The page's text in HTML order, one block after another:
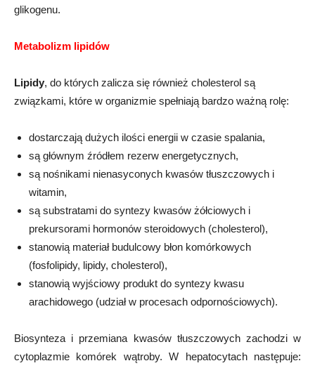
glikogenu.
Metabolizm lipidów
Lipidy, do których zalicza się również cholesterol są
związkami, które w organizmie spełniają bardzo ważną rolę:
dostarczają dużych ilości energii w czasie spalania,
są głównym źródłem rezerw energetycznych,
są nośnikami nienasyconych kwasów tłuszczowych i
witamin,
są substratami do syntezy kwasów żółciowych i
prekursorami hormonów steroidowych (cholesterol),
stanowią materiał budulcowy błon komórkowych
(fosfolipidy, lipidy, cholesterol),
stanowią wyjściowy produkt do syntezy kwasu
arachidowego (udział w procesach odpornościowych).
Biosynteza i przemiana kwasów tłuszczowych zachodzi w
cytoplazmie komórek wątroby. W hepatocytach następuje: